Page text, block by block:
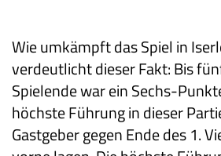
Wie umkämpft das Spiel in
verdeutlicht dieser Fakt: Bis
Spielende war ein Sechs-
höchste Führung in dieser
Gastgeber gegen Ende des 1.